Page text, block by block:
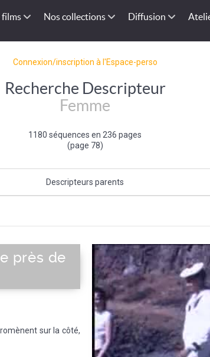
films Nos collections Diffusion
Connexion/inscription à l'Espace-perso
Recherche Descripteur
Femme
1180 séquences en 236 pages
(page 78)
Descripteurs parents
près de
sur la côté,